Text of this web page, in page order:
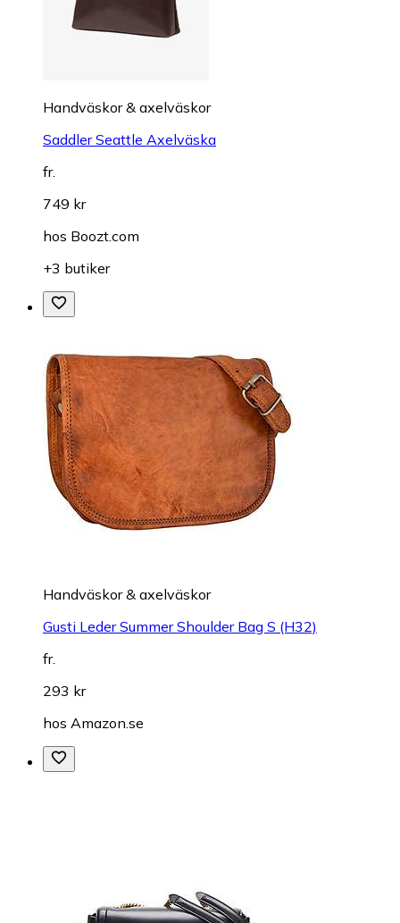
Handväskor & axelväskor
Saddler Seattle Axelväska
fr.
749 kr
hos Boozt.com
+3 butiker
Handväskor & axelväskor
Gusti Leder Summer Shoulder Bag S (H32)
fr.
293 kr
hos Amazon.se